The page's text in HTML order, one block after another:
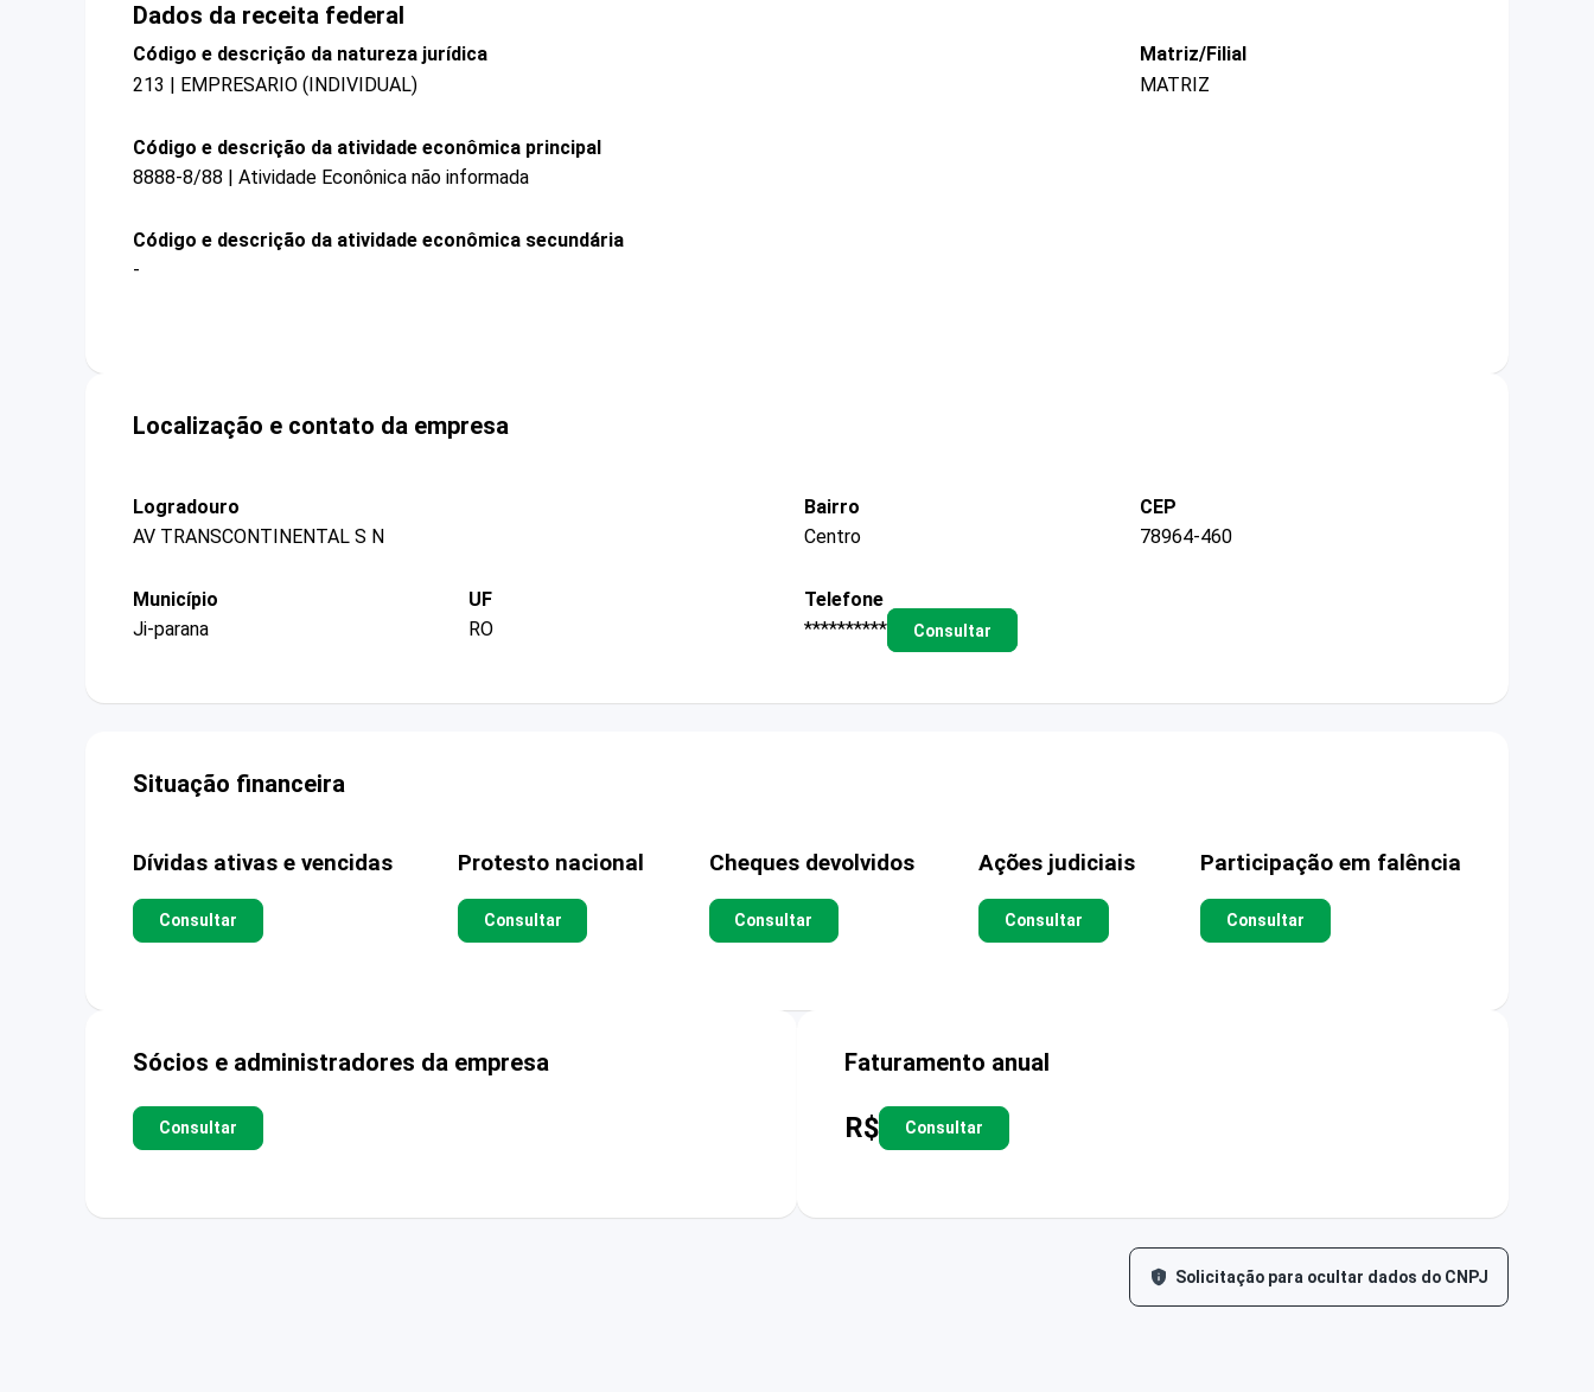
Dados da receita federal
Código e descrição da natureza jurídica
213 | EMPRESARIO (INDIVIDUAL)
Matriz/Filial
MATRIZ
Código e descrição da atividade econômica principal
8888-8/88 | Atividade Econônica não informada
Código e descrição da atividade econômica secundária
-
Localização e contato da empresa
Logradouro
AV TRANSCONTINENTAL S N
Bairro
Centro
CEP
78964-460
Município
Ji-parana
UF
RO
Telefone
**********
Consultar
Situação financeira
Dívidas ativas e vencidas
Consultar
Protesto nacional
Consultar
Cheques devolvidos
Consultar
Ações judiciais
Consultar
Participação em falência
Consultar
Sócios e administradores da empresa
Consultar
Faturamento anual
R$ Consultar
Solicitação para ocultar dados do CNPJ